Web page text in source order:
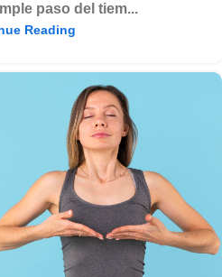
paso del tiem...
Reading